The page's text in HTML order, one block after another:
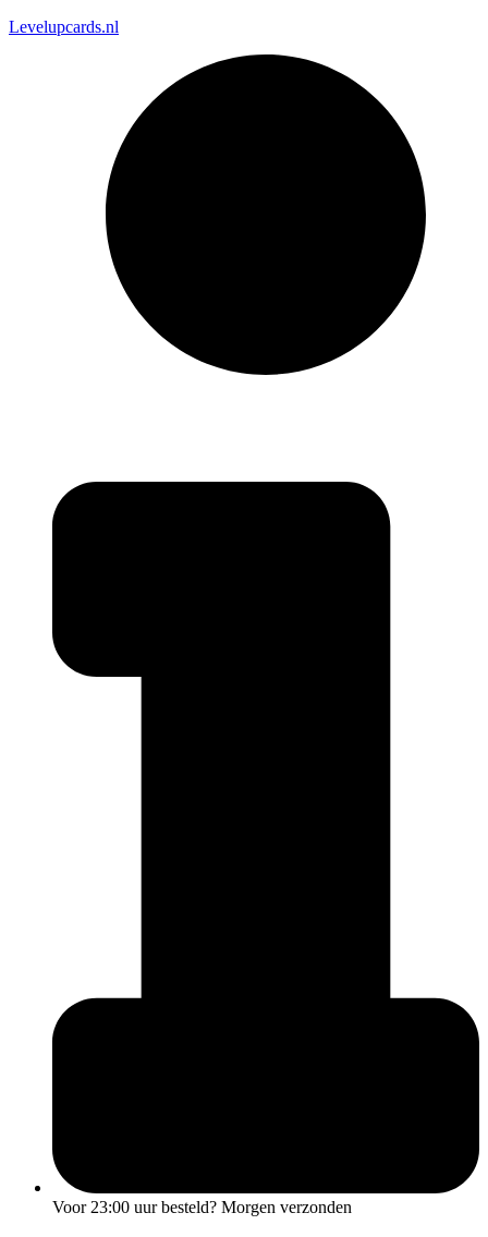
Levelupcards.nl
Voor 23:00 uurbesteld? Morgen verzonden